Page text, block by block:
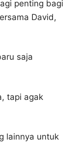
penting bagi
David,
saja
tapi agak
lainnya untuk